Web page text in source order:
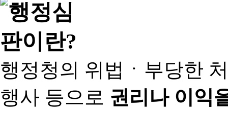
행정청의 위법ㆍ부당한
행사 등으로 권리나 이익